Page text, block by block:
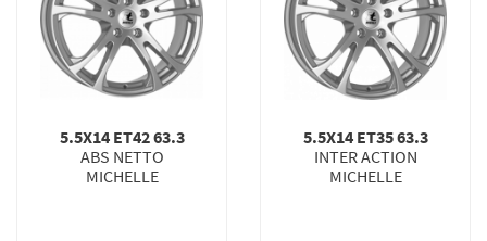
5.5X14 ET42 63.3
ABS NETTO
MICHELLE
5.5X14 ET35 63.3
INTER ACTION
MICHELLE